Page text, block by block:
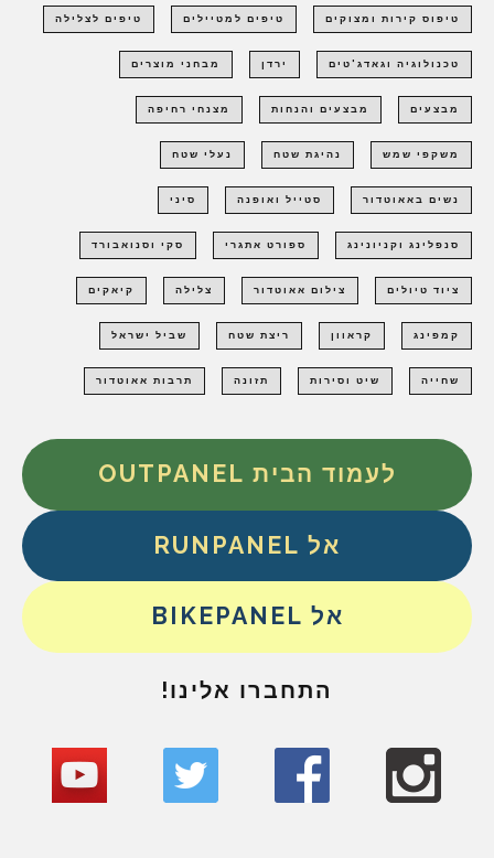
טיפוס קירות ומצוקים טיפים למטיילים טיפים לצלילה
טכנולוגיה וגאדג'טים ירדן מבחני מוצרים
מבצעים מבצעים והנחות מצנחי רחיפה
משקפי שמש נהיגת שטח נעלי שטח
נשים באאוטדור סטייל ואופנה סיני
סנפלינג וקניונינג ספורט אתגרי סקי וסנואבורד
ציוד טיולים צילום אאוטדור צלילה קיאקים
קמפינג קראוון ריצת שטח שביל ישראל
שחייה שיט וסירות תזונה תרבות אאוטדור
לעמוד הבית OUTPANEL
אל RUNPANEL
אל BIKEPANEL
התחברו אלינו!